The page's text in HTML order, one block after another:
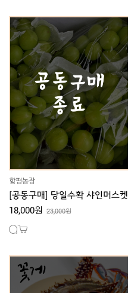
함평농장
[공동구매] 당일수확 샤인머스켓
18,000원 23,000원